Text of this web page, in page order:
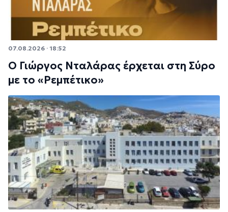
07.08.2026 · 18:52
Ο Γιώργος Νταλάρας έρχεται στη Σύρο
με το «Ρεμπέτικο»